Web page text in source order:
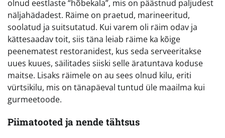
olnud eestlaste “hõbekala”, mis on päästnud paljudest
näljahädadest. Räime on praetud, marineeritud,
soolatud ja suitsutatud. Kui varem oli räim odav ja
kättesaadav toit, siis täna leiab räime ka kõige
peenematest restoranidest, kus seda serveeritakse
uues kuues, säilitades siiski selle äratuntava koduse
maitse. Lisaks räimele on au sees olnud kilu, eriti
vürtsikilu, mis on tänapäeval tuntud üle maailma kui
gurmeetoode.
Piimatooted ja nende tähtsus